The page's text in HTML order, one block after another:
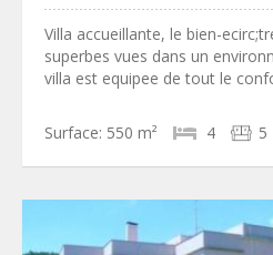
Villa accueillante, le bien-
superbes vues dans un
villa est equipee de tout le
Surface: 550 m² 4 5